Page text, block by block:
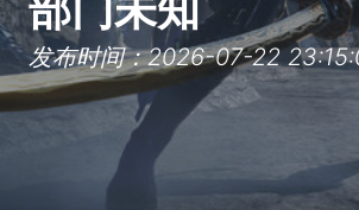
发布时间：2026-07-22